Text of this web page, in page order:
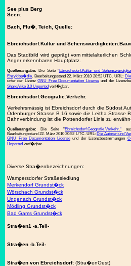
See plus Berg
Seen:
Bach, Flu�, Teich, Quelle:
Ebreichsdorf.Kultur und
Das Stadtbild wird geprägt vom mittelalterlichen
Anger erkennbaren Hauptplatz.
Quellenangabe: Die Seite "Ebreichsdorf.Kultur und
Enzyklop�die. Bearbeitungsstand 22. März 2010 20:52 UTC. URL:
unter der LizenzGNU Free Documentation Licenseund der
ShareAlike 3.0 Unported verf�gbar.
Ebreichsdorf.Geografie.Verkehr.
Verkehrsmässig ist Ebreichsdorf durch die Südost
Ödenburger Strasse B 16 sowie die Leitha Strasse
Bahnverbindung ist die Pottendorfer Linie zu
Quellenangabe: Die Seite "Ebreichsdorf.Geografie.Verkehr."
Bearbeitungsstand 22. März 2010 20:52 UTC. URL: Die Autoren und
GNU Free Documentation Licenseund der Lizenzbestimmungen
Unported verf�gbar.
Diverse Stra�enbezeichnungen:
Wampersdorfer Straßesiedlung
Merkendorf Grundst�ck
Wörschach Grundst�ck
Ungenach Grundst�ck
Mödling Grundst�ck
Bad Gams Grundst�ck
Stra�en1 -a.Teil-
Stra�en -b.Teil-
Stra�en von Ebreichsdorf: (Stra�enOest)